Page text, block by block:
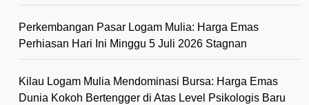
Perkembangan Pasar Logam Mulia: Harga Emas
Perhiasan Hari Ini Minggu 5 Juli 2026 Stagnan
Kilau Logam Mulia Mendominasi Bursa: Harga Emas
Dunia Kokoh Bertengger di Atas Level Psikologis Baru